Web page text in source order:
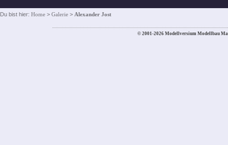
Du bist hier: Home > Galerie > Alexander Jost
© 2001-2026 Modellversium Modellbau